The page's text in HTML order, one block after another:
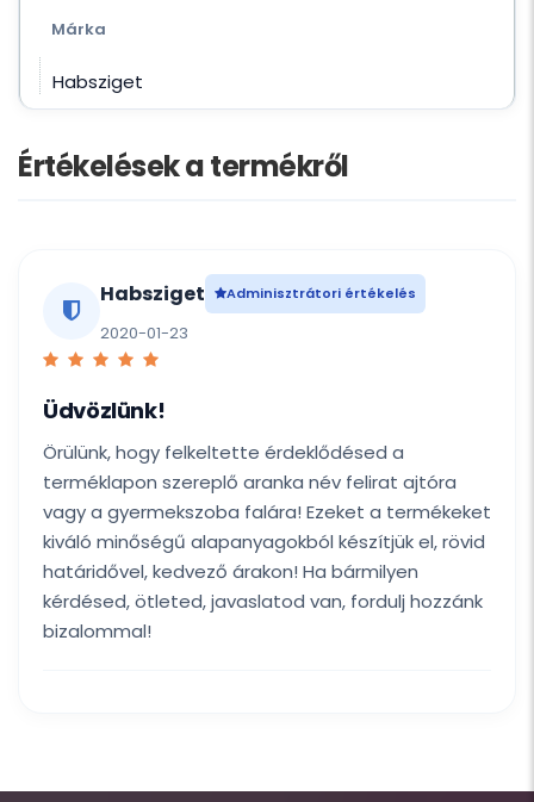
Márka
Habsziget
Értékelések a termékről
Habsziget Adminisztrátori értékelés
2020-01-23
Üdvözlünk!
Örülünk, hogy felkeltette érdeklődésed a
terméklapon szereplő aranka név felirat ajtóra
vagy a gyermekszoba falára! Ezeket a termékeket
kiváló minőségű alapanyagokból készítjük el, rövid
határidővel, kedvező árakon! Ha bármilyen
kérdésed, ötleted, javaslatod van, fordulj hozzánk
bizalommal!